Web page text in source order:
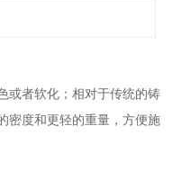
或者软化；相对于传统的铸
密度和更轻的重量，方便施